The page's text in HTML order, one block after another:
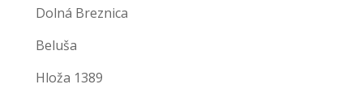
Dolná Breznica
Beluša
Hloža 1389